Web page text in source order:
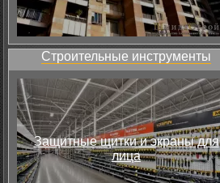
Строительные инструменты
Защитные щитки и экраны для
лица